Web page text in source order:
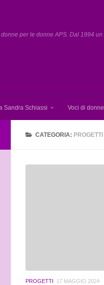
per le donne APS. Dal 1994
Sandra Schiassi Voci di donne
CATEGORIA: PROGETTI
PROGETTI 17 MAGGIO 2024